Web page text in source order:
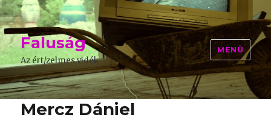
Faluság
Az ért/zelmes vidék
MENÜ
Mercz Dániel